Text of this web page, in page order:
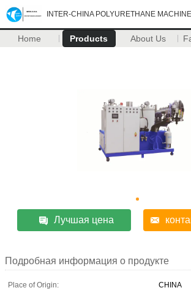
INTER-CHINA POLYURETHANE
Home Products About Us
Лучшая цена
Подробная информация о продукте
Place of Origin:
CHINA